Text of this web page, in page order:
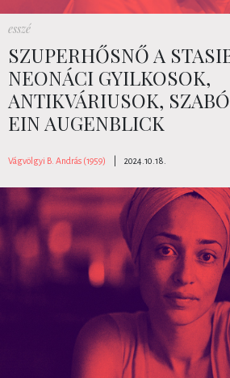
esszé
SZUPERHŐSNŐ A
NEONÁCI GYILKOSOK,
ANTIKVÁRIUSOK,
EIN AUGENBLICK
Vágvölgyi B. András (1959) 2024.10.18.